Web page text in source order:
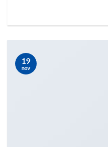
19
nov